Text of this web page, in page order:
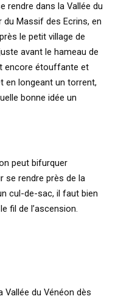
rendre dans la Vallée du
du Massif des Ecrins, en
le petit village de
avant le hameau de
encore étouffante et
en longeant un torrent,
bonne idée un
peut bifurquer
se rendre près de la
cul-de-sac, il faut bien
fil de l’ascension.
Vallée du Vénéon dès